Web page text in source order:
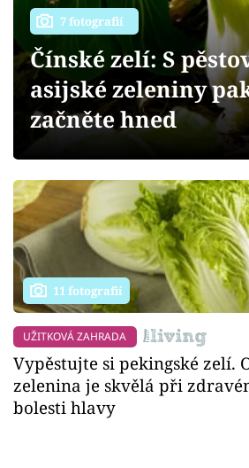
Přihlášení
Sledujte nás
7 fotografií
Čínské zelí: S
asijské zeleniny
začněte hned
11 fotografií
UŽITKOVÁ ZAHRADA
Vypěstujte si pekingské zelí.
zelenina je skvělá při
bolesti hlavy